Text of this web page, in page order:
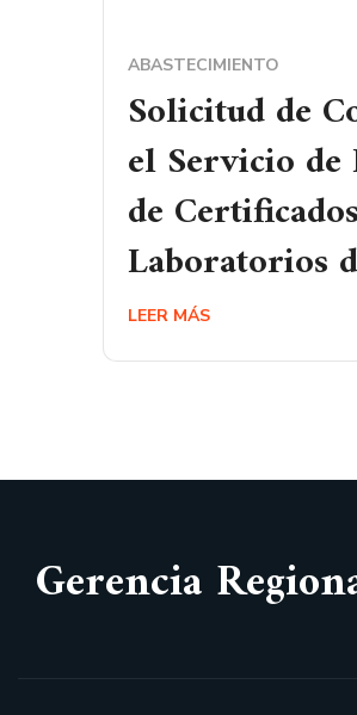
ABASTECIMIENTO
Solicitud de
el Servicio de
de
Laboratorios
LEER MÁS
Gerencia